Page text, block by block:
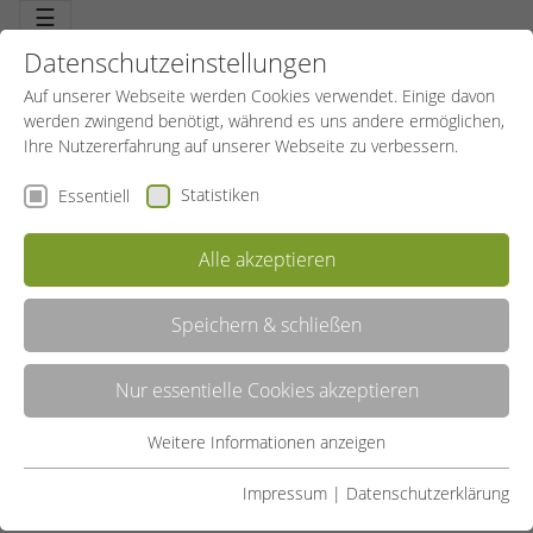
☰
FIT FÜR DEN ALLTAG
(FREIZEITSPORT)
Angebot teilen:
IN DEN WARENKORB LEGEN
WEITERE INFOS
Datenschutzeinstellungen
Auf unserer Webseite werden Cookies verwendet. Einige davon
werden zwingend benötigt, während es uns andere ermöglichen,
Ihre Nutzererfahrung auf unserer Webseite zu verbessern.
Essentiell Statistiken
Alle akzeptieren
Speichern & schließen
Nur essentielle Cookies akzeptieren
Essentielle Cookies werden für grundlegende Funktionen der
Weitere Informationen anzeigen
Impressum | Datenschutzerklärung